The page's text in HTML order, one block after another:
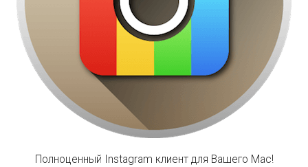
Полноценный Instagram клиент для Вашего Mac!